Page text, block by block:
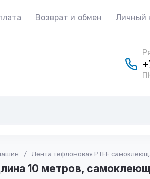
Возврат и обмен Личный
/ Лента тефлоновая PTFE
10 метров,